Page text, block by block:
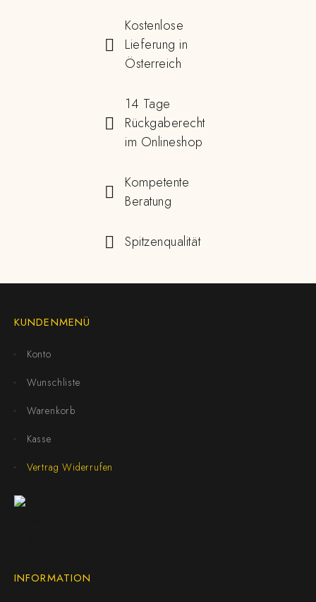
Kostenlose
Lieferung in
Österreich
14 Tage
Rückgaberecht
im Onlineshop
Kompetente
Beratung
Spitzenqualität
KUNDENMENÜ
Konto
Wunschliste
Warenkorb
Kasse
Vertrag Widerrufen
INFORMATION